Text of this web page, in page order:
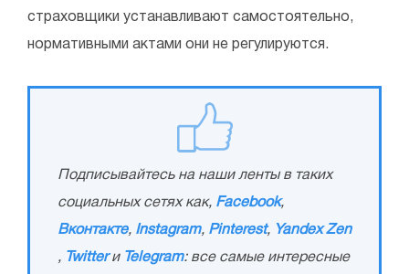
страховщики устанавливают самостоятельно,
нормативными актами они не регулируются.
Подписывайтесь на наши ленты в таких
социальных сетях как, Facebook,
Вконтакте, Instagram, Pinterest, Yandex Zen
, Twitterи Telegram: все самые интересные